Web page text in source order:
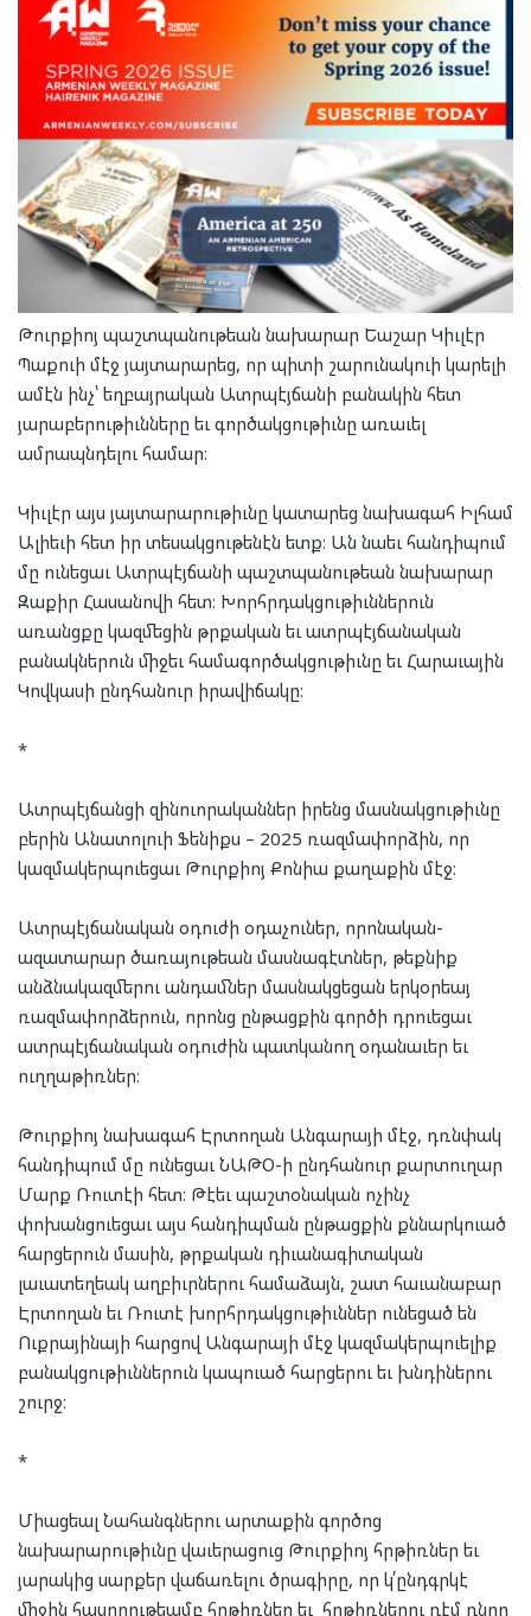
Թուրքիոյ պաշտպանութեան նախարար Եաշար Կիւլէր
Պաքուի մէջ յայտարարեց, որ պիտի շարունակուի կարելի
ամէն ինչ՝ եղբայրական Ատրպէյճանի բանակին հետ
յարաբերութիւնները եւ գործակցութիւնը առաւել
ամրապնդելու համար։
Կիւլէր այս յայտարարութիւնը կատարեց նախագահ Իլհամ
Ալիեւի հետ իր տեսակցութենէն ետք։ Ան նաեւ հանդիպում
մը ունեցաւ Ատրպէյճանի պաշտպանութեան նախարար
Զաքիր Հասանովի հետ։ Խորհրդակցութիւններուն
առանցքը կազմեցին թրքական եւ ատրպէյճանական
բանակներուն միջեւ համագործակցութիւնը եւ Հարաւային
Կովկասի ընդհանուր իրավիճակը։
*
Ատրպէյճանցի զինուորականներ իրենց մասնակցութիւնը
բերին Անատոլուի Ֆենիքս – 2025 ռազմափորձին, որ
կազմակերպուեցաւ Թուրքիոյ Քոնիա քաղաքին մէջ։
Ատրպէյճանական օդուժի օդաչուներ, որոնական-
ազատարար ծառայութեան մասնագէտներ, թեքնիք
անձնակազմերու անդամներ մասնակցեցան երկօրեայ
ռազմափորձերուն, որոնց ընթացքին գործի դրուեցաւ
ատրպէյճանական օդուժին պատկանող օդանաւեր եւ
ուղղաթիռներ։
Թուրքիոյ նախագահ Էրտողան Անգարայի մէջ, դռնփակ
հանդիպում մը ունեցաւ ՆԱԹՕ-ի ընդհանուր քարտուղար
Մարք Ռուտէի հետ։ Թէեւ պաշտօնական ոչինչ
փոխանցուեցաւ այս հանդիպման ընթացքին քննարկուած
հարցերուն մասին, թրքական դիւանագիտական
լաւատեղեակ աղբիւրներու համաձայն, շատ հաւանաբար
Էրտողան եւ Ռուտէ խորհրդակցութիւններ ունեցած են
Ուքրայինայի հարցով Անգարայի մէջ կազմակերպուելիք
բանակցութիւններուն կապուած հարցերու եւ խնդիներու
շուրջ։
*
Միացեալ Նահանգներու արտաքին գործոց
նախարարութիւնը վաւերացուց Թուրքիոյ հրթիռներ եւ
յարակից սարքեր վաճառելու ծրագիրը, որ կ՛ընդգրկէ
միջին հասողութեամբ հրթիռներ եւ հրթիռներու դէմ դնող